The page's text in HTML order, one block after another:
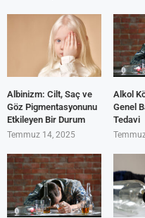
Albinizm: Cilt, Saç ve
Göz Pigmentasyonunu
Etkileyen Bir Durum
Temmuz 14, 2025
Alkol
Genel
Tedavi